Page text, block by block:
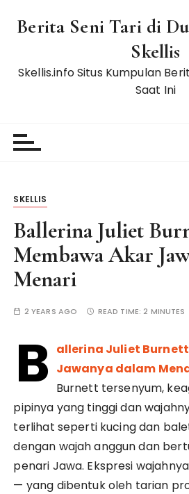
Berita Seni Tari di
Skellis
Skellis.info Situs Kumpulan
Saat Ini
SKELLIS
Ballerina Juliet
Membawa Akar
Menari
2 YEARS AGO READ TIME:2 MINUTES
B allerina Juliet
Jawanya dalam
Burnett tersenyum,
pipinya yang tinggi dan
terlihat seperti kucing dan
dengan wajah anggun dan
penari Jawa. Ekspresi
— yang dibentuk oleh tarian